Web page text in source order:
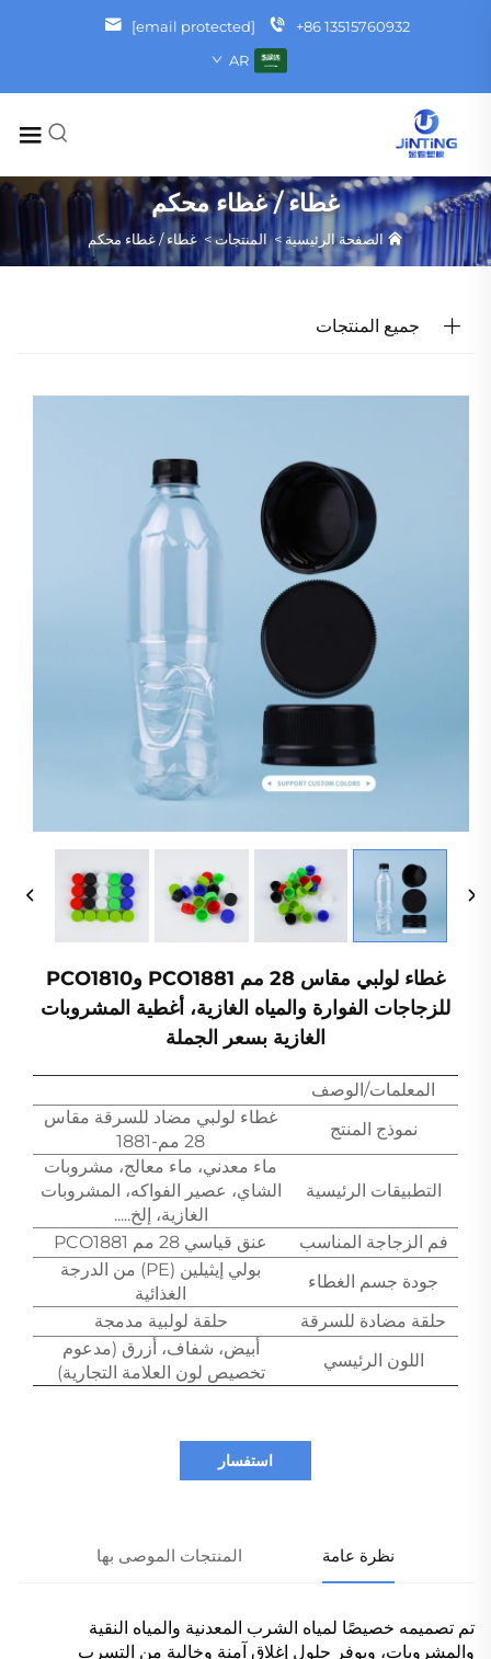
+86 13515760932
[email protected]
AR
غطاء / غطاء محكم
الصفحة الرئيسية >المنتجات>غطاء / غطاء محكم
جميع المنتجات
غطاء لولبي مقاس 28 مم PCO1881 وPCO1810
للزجاجات الفوارة والمياه الغازية، أغطية المشروبات
الغازية بسعر الجملة
المعلمات/الوصف
نموذج المنتج
غطاء لولبي مضاد للسرقة مقاس
28 مم-1881
التطبيقات الرئيسية
ماء معدني، ماء معالج، مشروبات
الشاي، عصير الفواكه، المشروبات
الغازية، إلخ.....
فم الزجاجة المناسب
عنق قياسي 28 مم PCO1881
جودة جسم الغطاء
بولي إيثيلين (PE) من الدرجة
الغذائية
حلقة مضادة للسرقة
حلقة لولبية مدمجة
اللون الرئيسي
أبيض، شفاف، أزرق (مدعوم
تخصيص لون العلامة التجارية)
استفسار
نظرة عامة المنتجات الموصى بها
تم تصميمه خصيصًا لمياه الشرب المعدنية والمياه النقية
والمشروبات، ويوفر حلول إغلاق آمنة وخالية من التسرب